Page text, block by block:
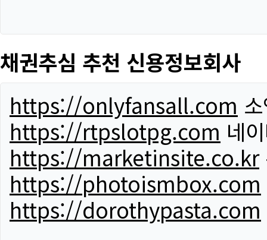
채권추심 추천 신용정보회사
https://onlyfansall.com
https://rtpslotpg.com 네
https://marketinsite.co.kr
https://photoismbox.com
https://dorothypasta.com